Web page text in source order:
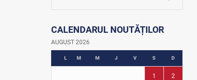
Istoria fotbalului
Turneul Viitorul
Fotbal în grădinițe
CALENDARUL NOUTĂȚILOR
AUGUST 2026
L M M J V S D
1 2